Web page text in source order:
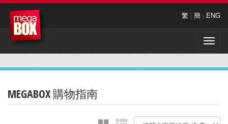
繁 | 簡 | ENG
Toggle
MEGABOX 購物指南